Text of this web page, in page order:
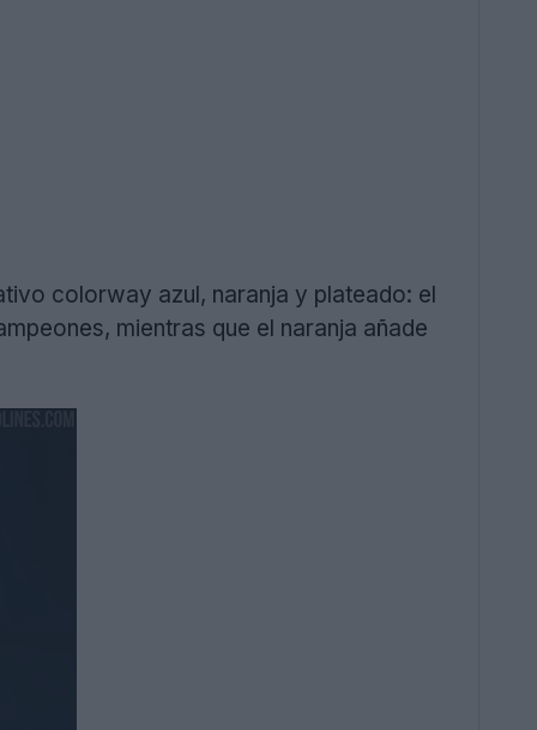
colorway azul, naranja y plateado: el
mientras que el naranja añade